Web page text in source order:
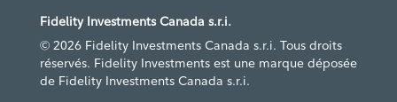
Fidelity Investments Canada s.r.i.
© 2026 Fidelity Investments Canada s.r.i. Tous droits
réservés. Fidelity Investments est une marque déposée
de Fidelity Investments Canada s.r.i.